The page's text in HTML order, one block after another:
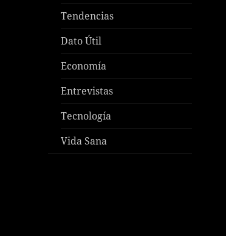
Tendencias
Dato Útil
Economía
Entrevistas
Tecnología
Vida Sana